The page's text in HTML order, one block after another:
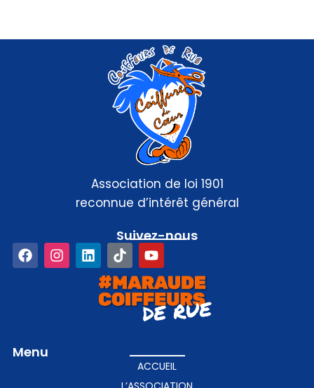
Association de loi 1901
reconnue d’intérêt général
Menu
ACCUEIL
Suivez-nous​